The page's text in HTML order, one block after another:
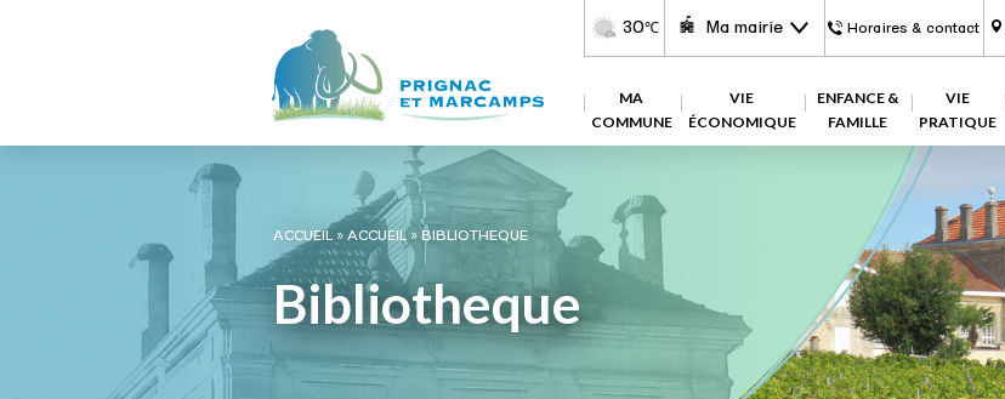
30℃ Ma mairie Horaires & contact
MA
COMMUNE
VIE
ÉCONOMIQUE
ENFANCE &
FAMILLE
VIE
PRATIQUE
ACCUEIL»ACCUEIL»BIBLIOTHEQUE
Bibliotheque